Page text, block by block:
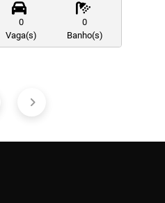
0
Vaga(s)
0
Banho(s)